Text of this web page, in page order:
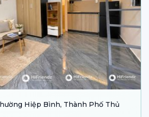
Hiệp Bình, Thành Phố Thủ